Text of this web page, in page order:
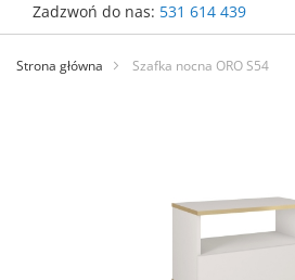
Zadzwoń do nas: 531 614 439
Przejdź
treści
Strona główna Szafka nocna ORO S54